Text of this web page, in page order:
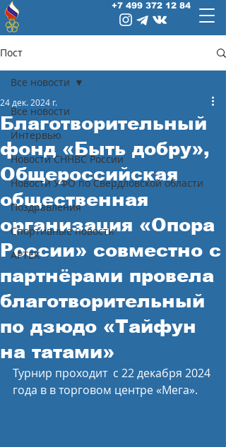
+7 499 372 12 84
Пост
Все новости
Интервью
Новости СННВС России
Новости УФО по Свердловской области
Поздравления
Спортивные новости
АРТЕК
Все новости
Благотворительный
фонд «Быть добру»,
Общероссийская
общественная
организация «Опора
России» совместно с
партнёрами провела
благотворительный
по дзюдо «Тайфун
на татами»
24 дек. 2024 г.
Турнир проходит  с 22 декабря 2024
года в в торговом центре «Мега».